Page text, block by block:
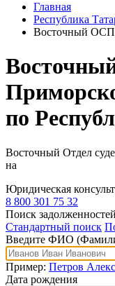
Главная
Республика
Восточный ОСП
по
Восточный Отдел
на
Юридическая
8 800 301 75 32
Поиск
Стандартный поиск
Введите ФИО
Пример: Петров
Дата рождения